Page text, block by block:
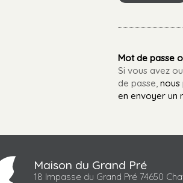
Mot de passe
Si vous avez
de passe,nous
en envoyer un
Maison du Grand Pré
18 Impasse du Grand Pré 74650